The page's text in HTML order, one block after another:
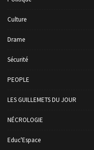
Culture
Drame
Sécurité
PEOPLE
LES GUILLEMETS DU JOUR
NÉCROLOGIE
Educ'Espace